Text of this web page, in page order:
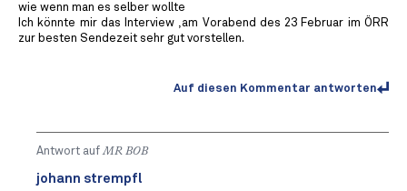
wie wenn man es selber wollte
Ich könnte mir das Interview ,am Vorabend des 23 Februar im ÖRR
zur besten Sendezeit sehr gut vorstellen.
Auf diesen Kommentar antworten
Antwort auf MR BOB ️
johann strempfl